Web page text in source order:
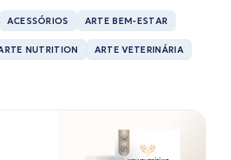
ACESSÓRIOS ARTE BEM-ESTAR
NUTRITION ARTE VETERINÁRIA